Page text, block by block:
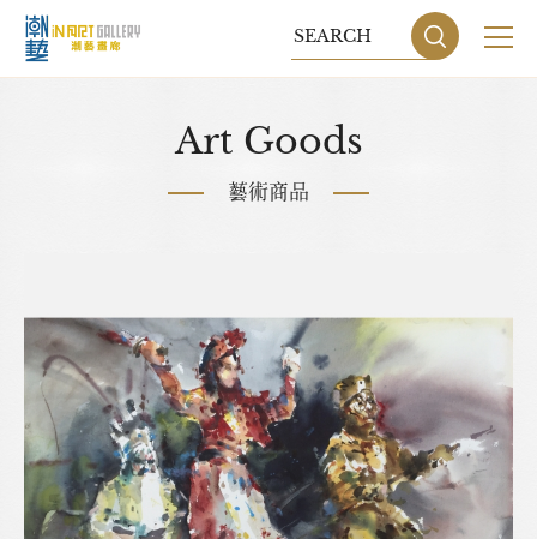
網站地圖 隱私權政策
DESIGNBY GRNET
Art Goods
藝術商品